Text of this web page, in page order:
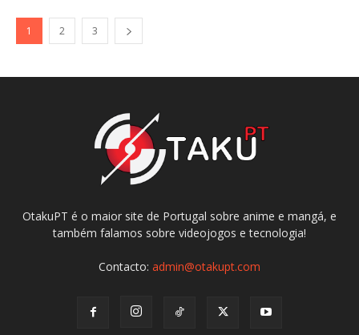
1 2 3
OtakuPT é o maior site de Portugal sobre anime e mangá, e
também falamos sobre videojogos e tecnologia!
Contacto: admin@otakupt.com